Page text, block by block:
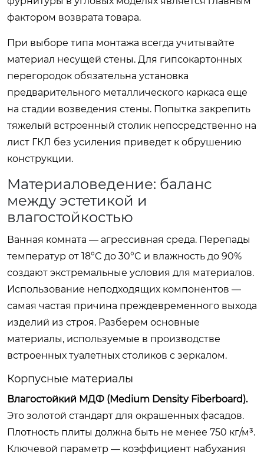
фактором возврата товара.
При выборе типа монтажа всегда учитывайте
материал несущей стены. Для гипсокартонных
перегородок обязательна установка
предварительного металлического каркаса еще
на стадии возведения стены. Попытка закрепить
тяжелый встроенный столик непосредственно на
лист ГКЛ без усиления приведет к обрушению
конструкции.
Материаловедение: баланс
между эстетикой и
влагостойкостью
Ванная комната — агрессивная среда. Перепады
температур от 18°C до 30°C и влажность до 90%
создают экстремальные условия для материалов.
Использование неподходящих компонентов —
самая частая причина преждевременного выхода
изделий из строя. Разберем основные
материалы, используемые в производстве
встроенных туалетных столиков с зеркалом.
Корпусные материалы
Влагостойкий МДФ (Medium Density Fiberboard).
Это золотой стандарт для окрашенных фасадов.
Плотность плиты должна быть не менее 750 кг/м³.
Ключевой параметр — коэффициент набухания